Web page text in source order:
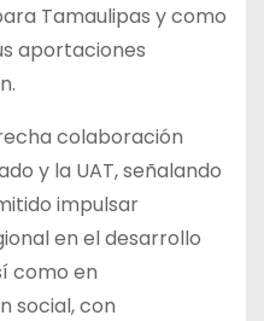
Tamaulipas y como
aportaciones
colaboración
y la UAT, señalando
impulsar
en el desarrollo
como en
social, con